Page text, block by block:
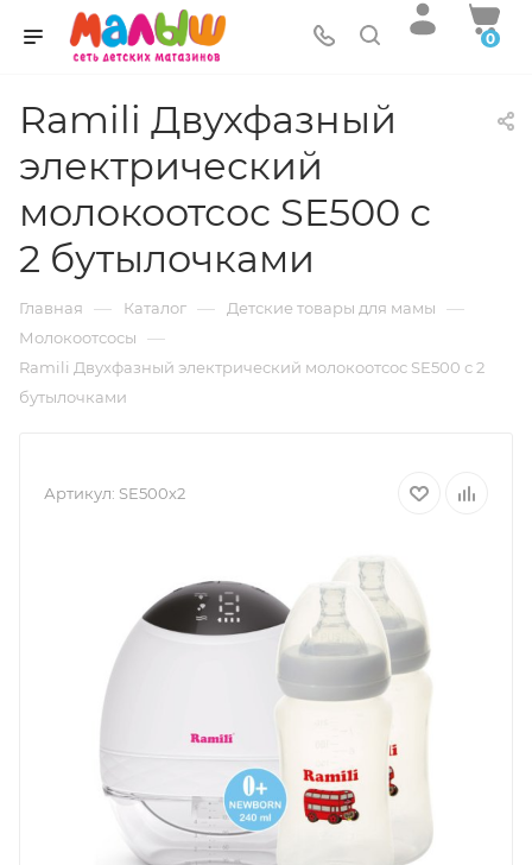
0
Ramili Двухфазный
электрический
молокоотсос SE500 с
2 бутылочками
Главная — Каталог — Детские товары для мамы —
Молокоотсосы —
Ramili Двухфазный электрический молокоотсос SE500 с 2
бутылочками
Артикул: SE500х2